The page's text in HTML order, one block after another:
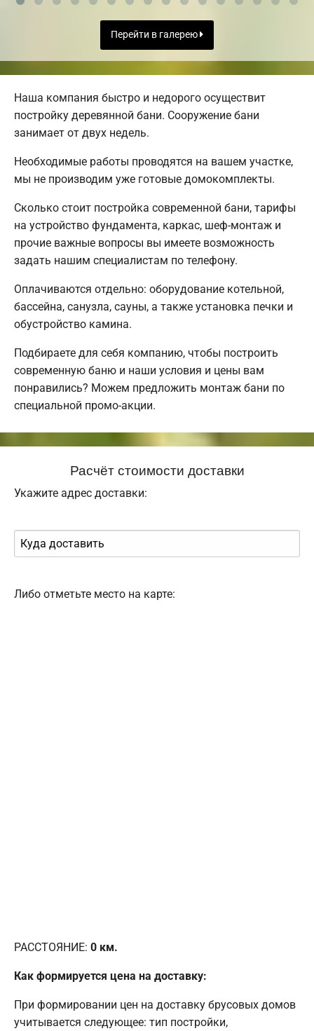
Перейти в галерею
Наша компания быстро и недорого осуществит
постройку деревянной бани. Сооружение бани
занимает от двух недель.
Необходимые работы проводятся на вашем участке,
мы не производим уже готовые домокомплекты.
Сколько стоит постройка современной бани, тарифы
на устройство фундамента, каркас, шеф-монтаж и
прочие важные вопросы вы имеете возможность
задать нашим специалистам по телефону.
Оплачиваются отдельно: оборудование котельной,
бассейна, санузла, сауны, а также установка печки и
обустройство камина.
Подбираете для себя компанию, чтобы построить
современную баню и наши условия и цены вам
понравились? Можем предложить монтаж бани по
специальной промо-акции.
Расчёт стоимости доставки
Укажите адрес доставки:
Либо отметьте место на карте:
РАССТОЯНИЕ: 0 км.
Как формируется цена на доставку:
При формировании цен на доставку брусовых домов
учитывается следующее: тип постройки,